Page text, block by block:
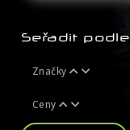
Seřadit podle
Značky
Ceny